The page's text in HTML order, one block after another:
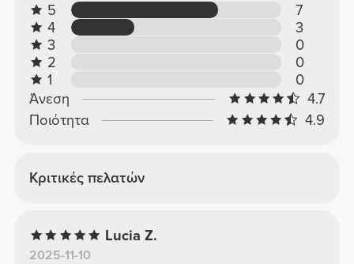
5
7
4
3
3
0
2
0
1
0
Άνεση
4.7
Ποιότητα
4.9
Κριτικές πελατών
Lucia Z.
2025-11-10